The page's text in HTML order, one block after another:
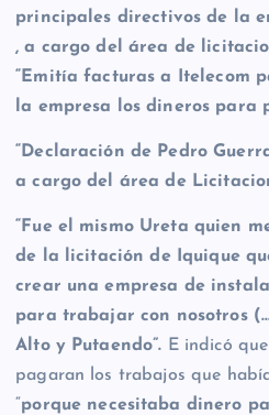
principales directivos de la
, a cargo del área de
“Emitía facturas a Itelecom
la empresa los dineros para
“Declaración de Pedro
a cargo del área de
“Fue el mismo Ureta quien
de la licitación de Iquique
crear una empresa de
para trabajar con nosotros
Alto y Putaendo”. E indicó
pagaran los trabajos que
“porque necesitaba dinero